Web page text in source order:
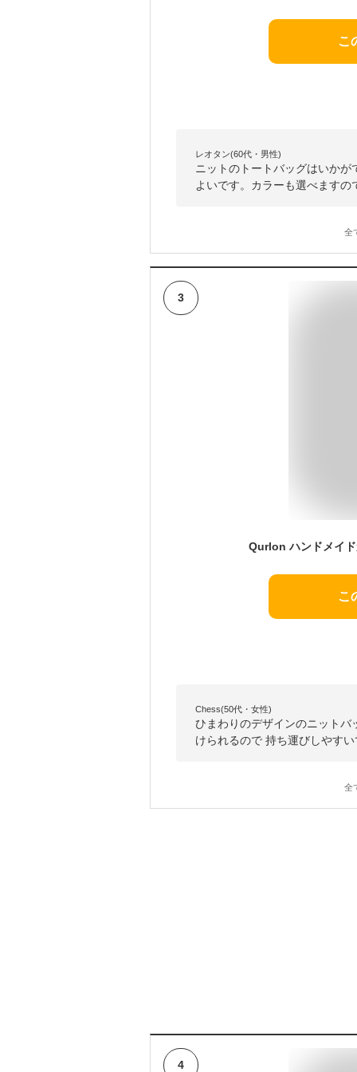
こ
レオタン(60代・男性)
ニットのトートバッグはいか
よいです。カラーも選べますの
全
3
こ
Chess(50代・女性)
ひまわりのデザインのニット
けられるので 持ち運びしやす
全
4